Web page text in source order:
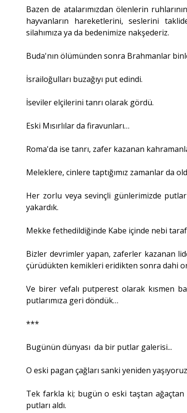
Bazen de atalarımızdan ölenlerin
hayvanların hareketlerini, seslerini
silahımıza ya da bedenimize nakşederiz.
Buda'nın ölümünden sonra Brahmanlar
İsrailoğulları buzağıyı put edindi.
İseviler elçilerini tanrı olarak gördü.
Eski Mısırlılar da firavunları…
Roma'da ise tanrı, zafer kazanan
Meleklere, cinlere taptığımız zamanlar da
Her zorlu veya sevinçli günlerimizde
yakardık.
Mekke fethedildiğinde Kabe içinde nebi
Bizler devrimler yapan, zaferler kazanan
çürüdükten kemikleri eridikten sonra dahi
Ve birer vefalı putperest olarak kısmen
putlarımıza geri döndük…
***
Bugünün dünyası da bir putlar galerisi...
O eski pagan çağları sanki yeniden
Tek farkla ki; bugün o eski taştan ağaçtan
putları aldı.